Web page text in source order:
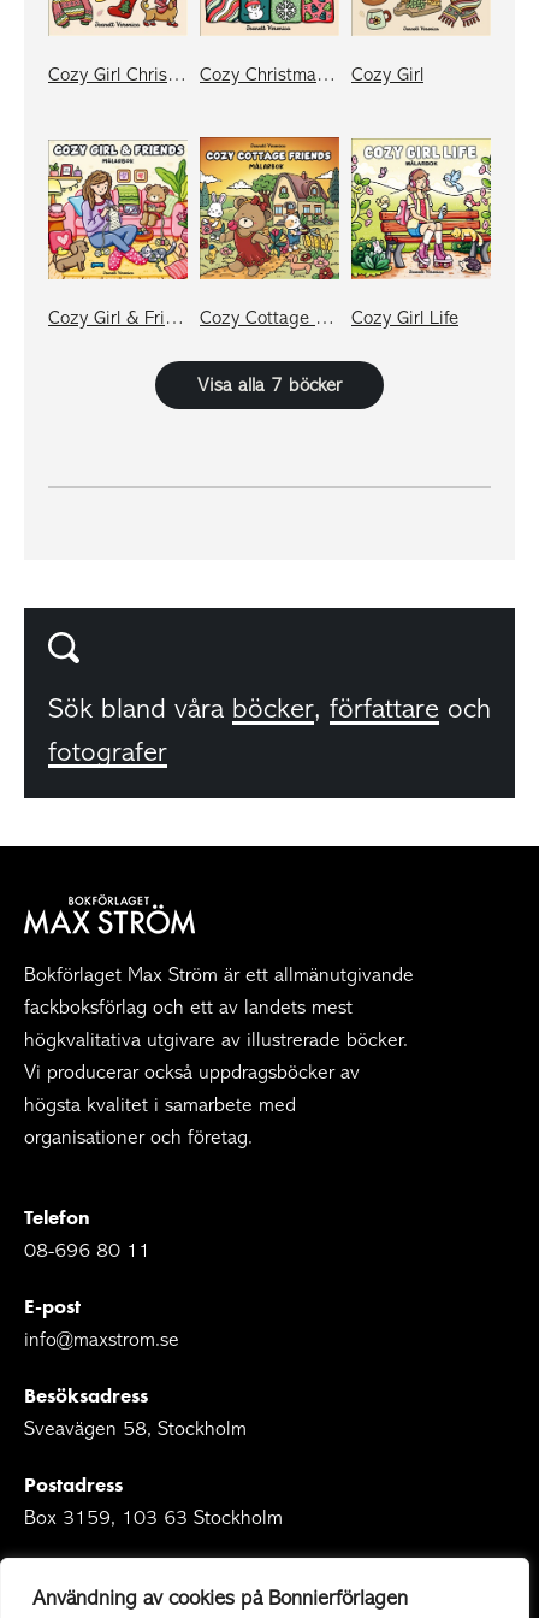
Användning av cookies på Bonnierförlagen
Cozy Girl Christmas Cozy Christmas Patterns Cozy Girl
Cozy Girl & Friends Cozy Cottage Friends Cozy Girl Life
Visa alla 7 böcker
Sök bland våra böcker, författare och
fotografer
Bokförlaget Max Ström är ett allmänutgivande
fackboksförlag och ett av landets mest
högkvalitativa utgivare av illustrerade böcker.
Vi producerar också uppdragsböcker av
högsta kvalitet i samarbete med
organisationer och företag.
Telefon
08-696 80 11
E-post
info@maxstrom.se
Besöksadress
Sveavägen 58, Stockholm
Postadress
Box 3159, 103 63 Stockholm